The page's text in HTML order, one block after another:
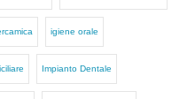
igiene orale
Impianto Dentale